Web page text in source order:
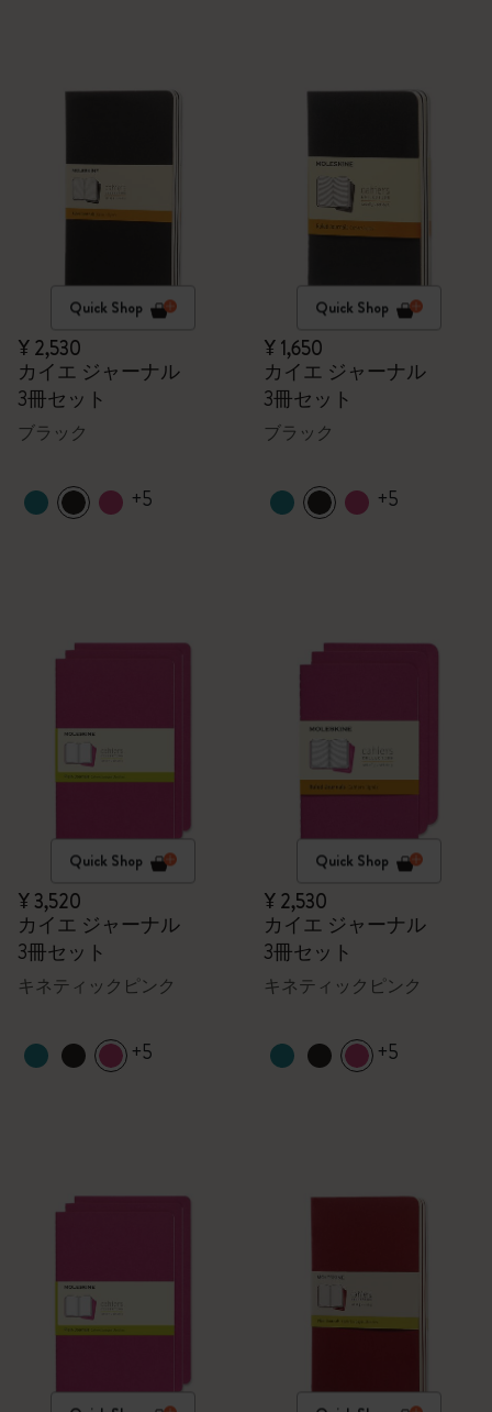
Quick Shop
¥ 2,530
カイエ ジャーナル
3冊セット
ブラック
+5
Quick Shop
¥ 1,650
カイエ ジャーナル
3冊セット
ブラック
+5
Quick Shop
¥ 3,520
カイエ ジャーナル
3冊セット
キネティックピンク
+5
Quick Shop
¥ 2,530
カイエ ジャーナル
3冊セット
キネティックピンク
+5